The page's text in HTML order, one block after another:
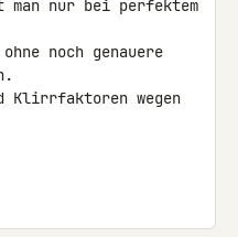
man nur bei perfektem
noch genauere
Klirrfaktoren wegen